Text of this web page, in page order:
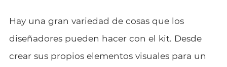
Hay una gran variedad de cosas que los
diseñadores pueden hacer con el kit. Desde
crear sus propios elementos visuales para un